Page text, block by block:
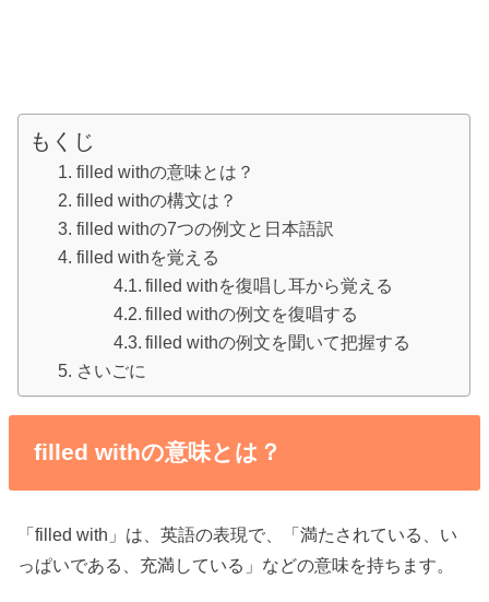
もくじ
filled withの意味とは？
filled withの構文は？
filled withの7つの例文と日本語訳
filled withを覚える
filled withを復唱し耳から覚える
filled withの例文を復唱する
filled withの例文を聞いて把握する
さいごに
filled withの意味とは？
「filled with」は、英語の表現で、「満たされている、い
っぱいである、充満している」などの意味を持ちます。